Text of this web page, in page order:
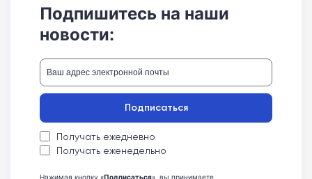
Подпишитесь на наши
новости:
Получать ежедневно
Получать еженедельно
Подписаться
Нажимая кнопку «Подписаться», вы принимаете